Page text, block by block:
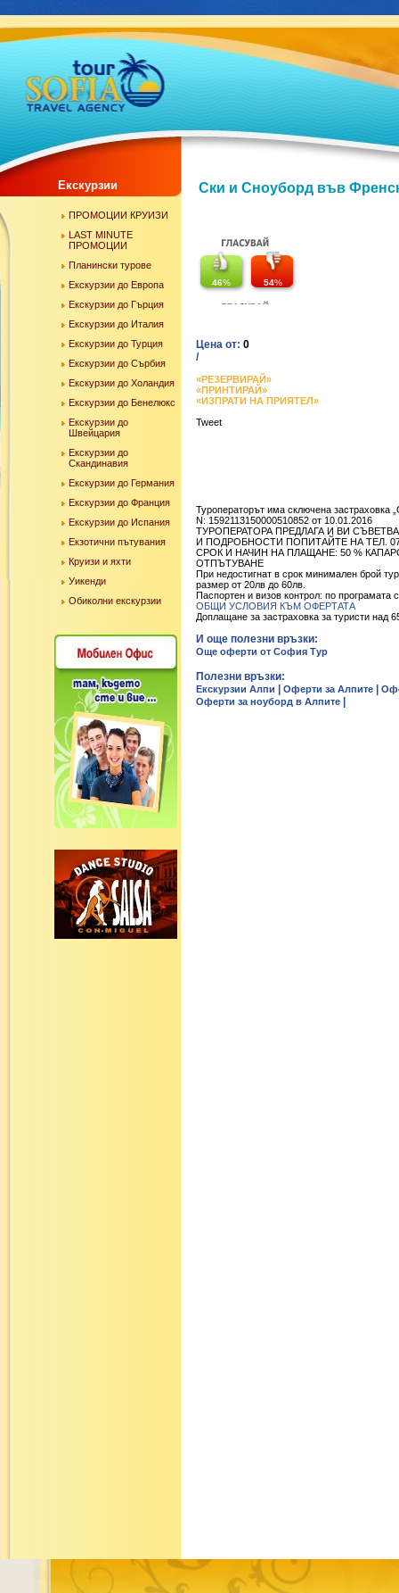
Екскурзии
ПРОМОЦИИ КРУИЗИ
LAST MINUTE
ПРОМОЦИИ
Планински турове
Екскурзии до Европа
Екскурзии до Гърция
Екскурзии до Италия
Екскурзии до Турция
Екскурзии до Сърбия
Екскурзии до Холандия
Екскурзии до Бенелюкс
Екскурзии до
Швейцария
Екскурзии до
Скандинавия
Екскурзии до Германия
Екскурзии до Франция
Екскурзии до Испания
Екзотични пътувания
Круизи и яхти
Уикенди
Обиколни екскурзии
Ски и Сноуборд във
46% 54%
Цена от: 0
/
«РЕЗЕРВИРАЙ»
«ПРИНТИРАЙ»
«ИЗПРАТИ НА ПРИЯТЕЛ»
Tweet
Туроператорът има сключена
N: 1592113150000510852 от 10.01.2016
ТУРОПЕРАТОРА ПРЕДЛАГА И ВИ
И ПОДРОБНОСТИ ПОПИТАЙТЕ НА ТЕЛ.
СРОК И НАЧИН НА ПЛАЩАНЕ: 50 %
ОТПЪТУВАНЕ
При недостигнат в срок минимален брой
размер от 20лв до 60лв.
Паспортен и визов контрол: по програмата
ОБЩИ УСЛОВИЯ КЪМ ОФЕРТАТА
Доплащане за застраховка за туристи над
И още полезни връзки:
Още оферти от София Тур
Полезни връзки:
Екскурзии Алпи Оферти за Алпите
Оферти за ноуборд в Алпите